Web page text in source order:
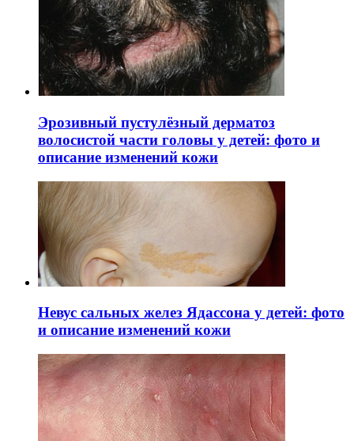
Эрозивный пустулёзный дерматоз
волосистой части головы у детей: фото и
описание изменений кожи
Невус сальных желез Ядассона у детей: фото
и описание изменений кожи